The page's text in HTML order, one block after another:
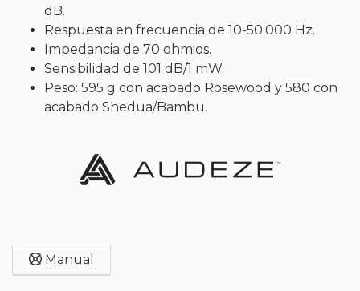
dB.
Respuesta en frecuencia de 10-50.000 Hz.
Impedancia de 70 ohmios.
Sensibilidad de 101 dB/1 mW.
Peso: 595 g con acabado Rosewood y 580 con
acabado Shedua/Bambu.
Manual